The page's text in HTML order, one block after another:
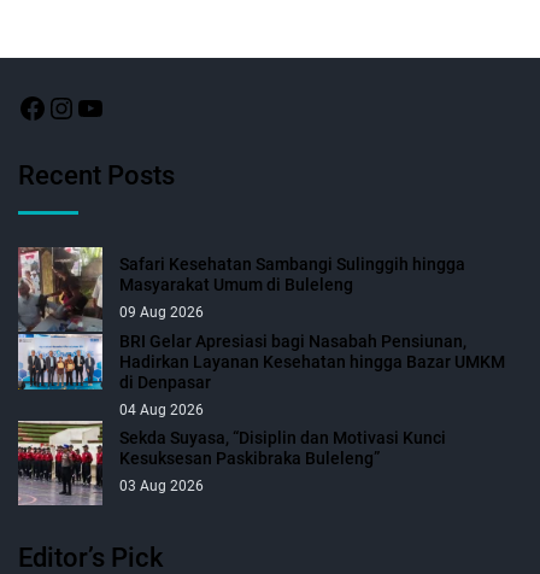
Recent Posts
Safari Kesehatan Sambangi Sulinggih hingga
Masyarakat Umum di Buleleng
09 Aug 2026
BRI Gelar Apresiasi bagi Nasabah Pensiunan,
Hadirkan Layanan Kesehatan hingga Bazar UMKM
di Denpasar
04 Aug 2026
Sekda Suyasa, “Disiplin dan Motivasi Kunci
Kesuksesan Paskibraka Buleleng”
03 Aug 2026
Editor’s Pick